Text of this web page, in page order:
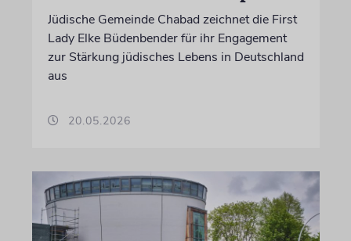
Jüdische Gemeinde Chabad zeichnet die First
Lady Elke Büdenbender für ihr Engagement
zur Stärkung jüdisches Lebens in Deutschland
aus
20.05.2026